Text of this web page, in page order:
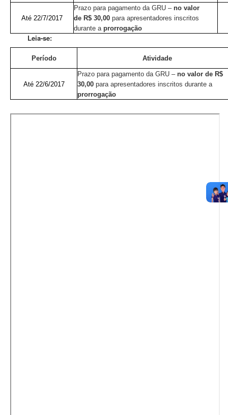
Até 22/7/2017
Prazo para pagamento da GRU – no valor
de R$ 30,00 para apresentadores inscritos
durante a prorrogação
Leia-se:
Período Atividade
Até 22/6/2017
Prazo para pagamento da GRU – no valor de R$
30,00 para apresentadores inscritos durante a
prorrogação